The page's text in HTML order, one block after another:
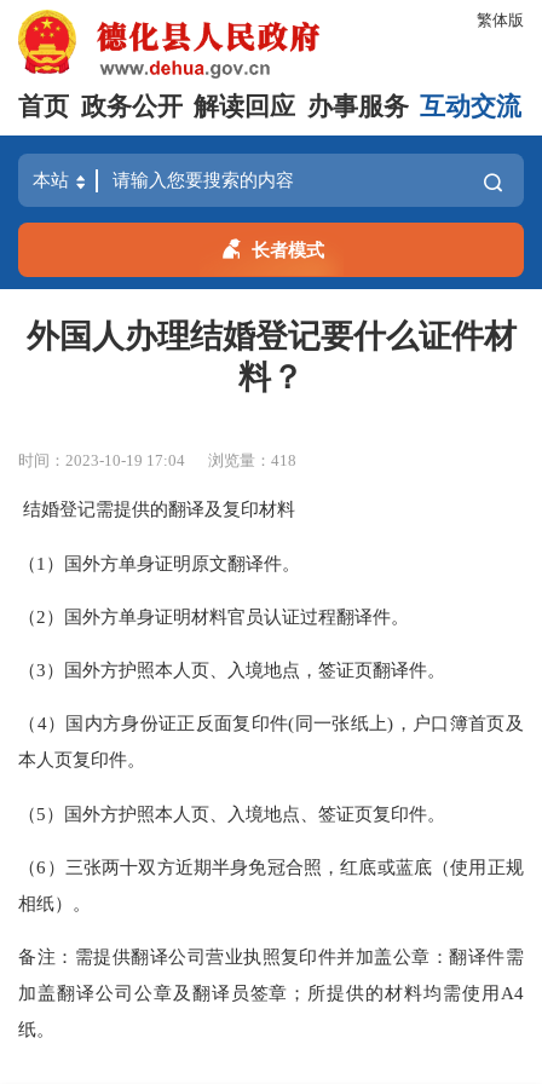
繁体版
首页 政务公开 解读回应 办事服务 互动交流
长者模式
外国人办理结婚登记要什么证件材
料？
时间：2023-10-19 17:04 浏览量：418
结婚登记需提供的翻译及复印材料
（1） 国外方单身证明原文翻译件。
（2） 国外方单身证明材料官员认证过程翻译件。
（3） 国外方护照本人页、入境地点，签证页翻译件。
（4） 国内方身份证正反面复印件(同一张纸上)， 户口簿首页及
本人页复印件。
（5） 国外方护照本人页、入境地点、签证页复印件。
（6） 三张两十双方近期半身免冠合照，红底或蓝底（使用正规
相纸）。
备注：需提供翻译公司营业执照复印件并加盖公章：翻译件需
加盖翻译公司公章及翻译员签章；所提供的材料均需使用A4
纸。